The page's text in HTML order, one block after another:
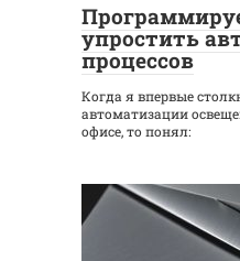
упростить
процессов
Когда я впервые
автоматизации
офисе, то понял: